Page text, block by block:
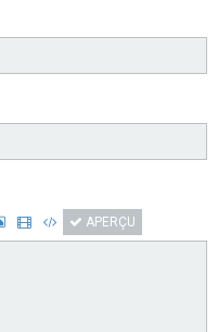
APERÇU